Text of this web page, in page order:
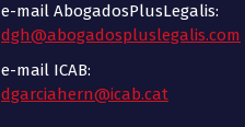
e-mail AbogadosPlusLegalis:
dgh@abogadospluslegalis.com
e-mail ICAB:
dgarciahern@icab.cat